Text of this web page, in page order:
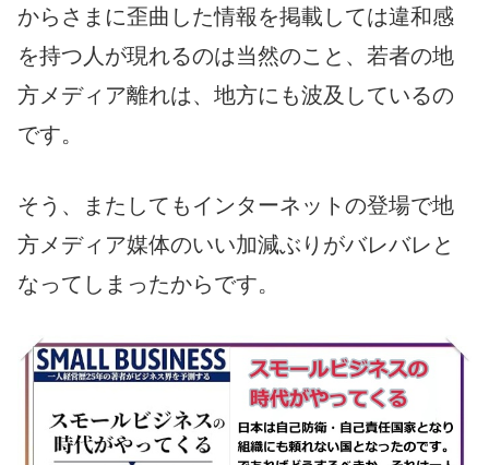
からさまに歪曲した情報を掲載しては違和感
を持つ人が現れるのは当然のこと、若者の地
方メディア離れは、地方にも波及しているの
です。
そう、またしてもインターネットの登場で地
方メディア媒体のいい加減ぶりがバレバレと
なってしまったからです。